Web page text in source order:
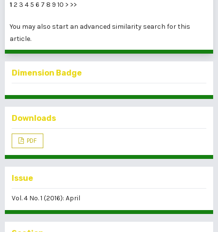
1 2 3 4 5 6 7 8 9 10 > >>
You may also start an advanced similarity search for this
article.
Dimension Badge
Downloads
PDF
Issue
Vol. 4 No. 1 (2016): April